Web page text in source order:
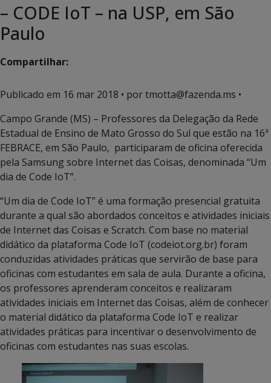
– CODE IoT – na USP, em São
Paulo
Compartilhar:
Publicado em 16 mar 2018 • por tmotta@fazenda.ms •
Campo Grande (MS) – Professores da Delegação da Rede
Estadual de Ensino de Mato Grosso do Sul que estão na 16ª
FEBRACE, em São Paulo, participaram de oficina oferecida
pela Samsung sobre Internet das Coisas, denominada “Um
dia de Code IoT”.
“Um dia de Code IoT” é uma formação presencial gratuita
durante a qual são abordados conceitos e atividades iniciais
de Internet das Coisas e Scratch. Com base no material
didático da plataforma Code IoT (codeiot.org.br) foram
conduzidas atividades práticas que servirão de base para
oficinas com estudantes em sala de aula. Durante a oficina,
os professores aprenderam conceitos e realizaram
atividades iniciais em Internet das Coisas, além de conhecer
o material didático da plataforma Code IoT e realizar
atividades práticas para incentivar o desenvolvimento de
oficinas com estudantes nas suas escolas.